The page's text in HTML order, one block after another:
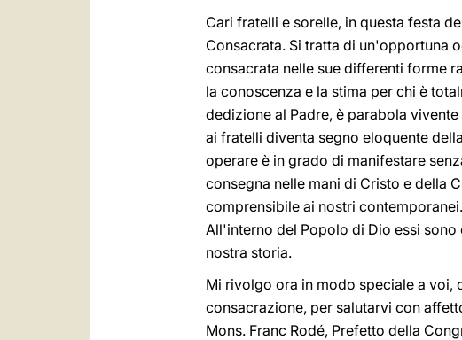
Cari fratelli e sorelle, in questa festa
Consacrata. Si tratta di un'opportuna
consacrata nelle sue differenti forme
la conoscenza e la stima per chi è
dedizione al Padre, è parabola
ai fratelli diventa segno eloquente
operare è in grado di manifestare
consegna nelle mani di Cristo e della
comprensibile ai nostri
All'interno del Popolo di Dio essi
nostra storia.
Mi rivolgo ora in modo speciale a voi,
consacrazione, per salutarvi con
Mons. Franc Rodé, Prefetto della